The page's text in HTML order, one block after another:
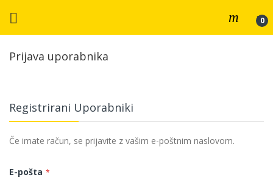
Prijava uporabnika
Registrirani Uporabniki
Če imate račun, se prijavite z vašim e-poštnim naslovom.
E-pošta